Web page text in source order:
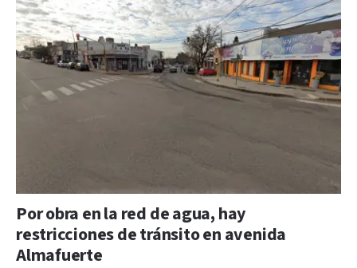
Por obra en la red de agua, hay
restricciones de tránsito en avenida
Almafuerte